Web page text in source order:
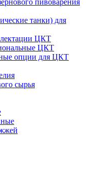
танки) для
ЦКТ
ЦКТ
опции для ЦКТ
сырья